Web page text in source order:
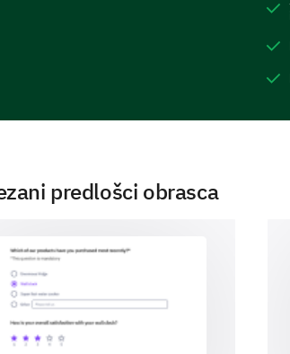
have any dietary restrictions?
Veganism
Gluten Allergy
Lactose Intolerance
predlošci obrasca